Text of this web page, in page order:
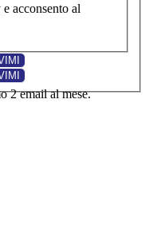
acconsento al
2 email al mese.